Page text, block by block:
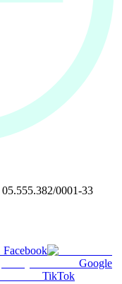
05.555.382/0001-33
Facebook
Google
TikTok